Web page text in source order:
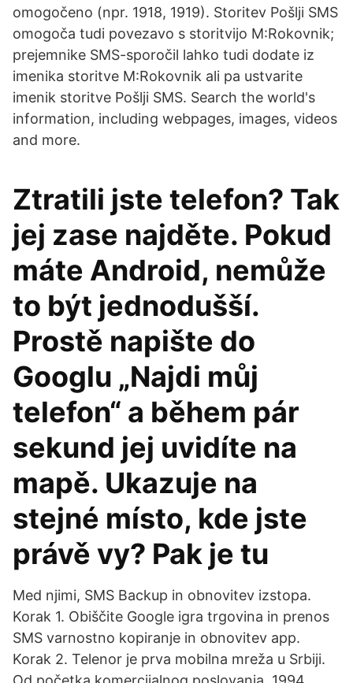
omogočeno (npr. 1918, 1919). Storitev Pošlji SMS
omogoča tudi povezavo s storitvijo M:Rokovnik;
prejemnike SMS-sporočil lahko tudi dodate iz
imenika storitve M:Rokovnik ali pa ustvarite
imenik storitve Pošlji SMS. Search the world's
information, including webpages, images, videos
and more.
Ztratili jste telefon? Tak
jej zase najděte. Pokud
máte Android, nemůže
to být jednodušší.
Prostě napište do
Googlu „Najdi můj
telefon“ a během pár
sekund jej uvidíte na
mapě. Ukazuje na
stejné místo, kde jste
právě vy? Pak je tu
Med njimi, SMS Backup in obnovitev izstopa.
Korak 1. Obiščite Google igra trgovina in prenos
SMS varnostno kopiranje in obnovitev app.
Korak 2. Telenor je prva mobilna mreža u Srbiji.